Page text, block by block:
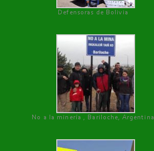
Defensoras de Bolivia
No a la minería , Bariloche, Argentina